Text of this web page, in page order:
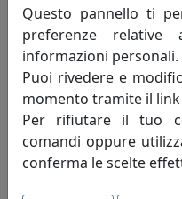
APPLIQUE/PLAFONIERA A 6
Toplight
Questo pannello ti
preferenze
informazioni personali.
Puoi rivedere e
momento tramite il
Per rifiutare il tuo
comandi oppure
conferma le scelte